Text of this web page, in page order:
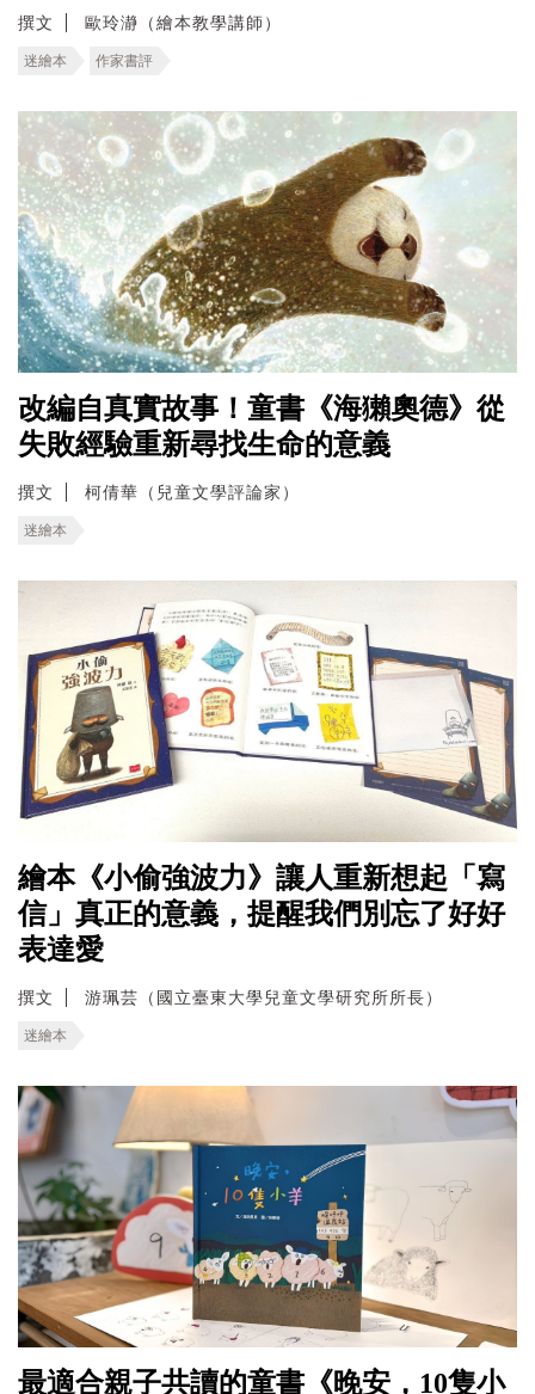
撰文 歐玲瀞（繪本教學講師）
迷繪本 作家書評
改編自真實故事！童書《海獺奧德》從
失敗經驗重新尋找生命的意義
撰文 柯倩華（兒童文學評論家）
迷繪本
繪本《小偷強波力》讓人重新想起「寫
信」真正的意義，提醒我們別忘了好好
表達愛
撰文 游珮芸（國立臺東大學兒童文學研究所所長）
迷繪本
最適合親子共讀的童書《晚安，10隻小